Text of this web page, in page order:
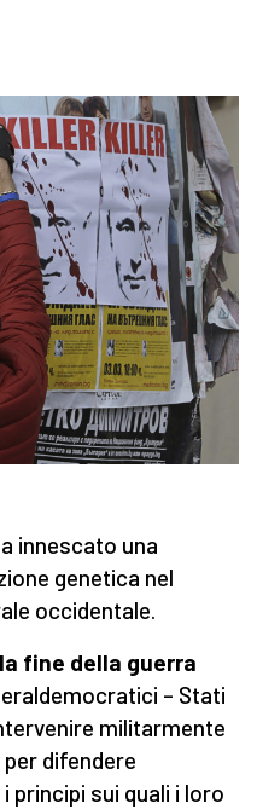
innescato una
genetica nel
occidentale.
fine della guerra
– Stati
militarmente
difendere
principi sui quali i loro